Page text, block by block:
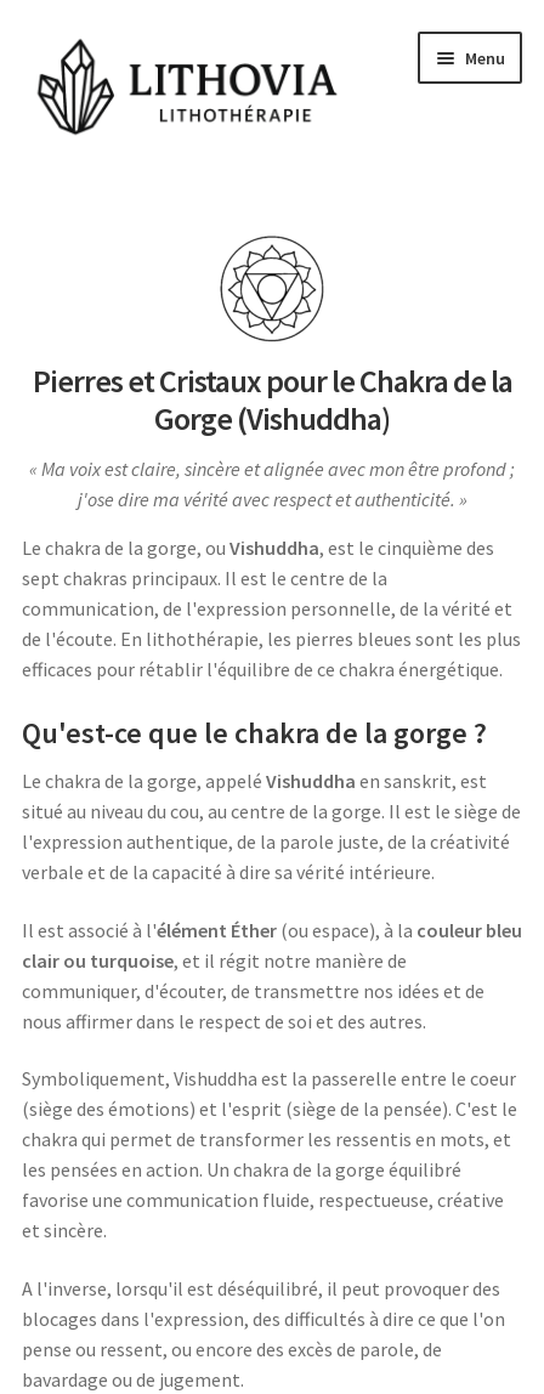
navigation
au
contenu
Menu
Signes Astrologiques
Conseils et actu
Voyance Gratuite
Pierres et Cristaux pour le Chakra de la
Gorge (Vishuddha)
Ma voix est claire, sincère et alignée avec mon être profond ;
j'ose dire ma vérité avec respect et authenticité.
Le chakra de la gorge, ou Vishuddha, est le cinquième des
sept chakras principaux. Il est le centre de la
communication, de l'expression personnelle, de la vérité et
de l'écoute. En lithothérapie, les pierres bleues sont les plus
efficaces pour rétablir l'équilibre de ce chakra énergétique.
Qu'est-ce que le chakra de la gorge ?
Le chakra de la gorge, appelé Vishuddha en sanskrit, est
situé au niveau du cou, au centre de la gorge. Il est le siège de
l'expression authentique, de la parole juste, de la créativité
verbale et de la capacité à dire sa vérité intérieure.
Il est associé à l'élément Éther (ou espace), à la couleur bleu
clair ou turquoise, et il régit notre manière de
communiquer, d'écouter, de transmettre nos idées et de
nous affirmer dans le respect de soi et des autres.
Symboliquement, Vishuddha est la passerelle entre le coeur
(siège des émotions) et l'esprit (siège de la pensée). C'est le
chakra qui permet de transformer les ressentis en mots, et
les pensées en action. Un chakra de la gorge équilibré
favorise une communication fluide, respectueuse, créative
et sincère.
A l'inverse, lorsqu'il est déséquilibré, il peut provoquer des
blocages dans l'expression, des difficultés à dire ce que l'on
pense ou ressent, ou encore des excès de parole, de
bavardage ou de jugement.